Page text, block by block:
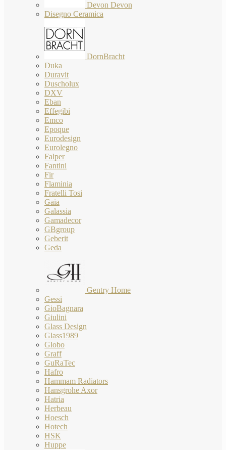
Devon Devon
Disegno Ceramica
DornBracht
Duka
Duravit
Duscholux
DXV
Eban
Effegibi
Emco
Epoque
Eurodesign
Eurolegno
Falper
Fantini
Fir
Flaminia
Fratelli Tosi
Gaia
Galassia
Gamadecor
GBgroup
Geberit
Geda
Gentry Home
Gessi
GioBagnara
Giulini
Glass Design
Glass1989
Globo
Graff
GuRaTec
Hafro
Hammam Radiators
Hansgrohe Axor
Hatria
Herbeau
Hoesch
Hotech
HSK
Huppe